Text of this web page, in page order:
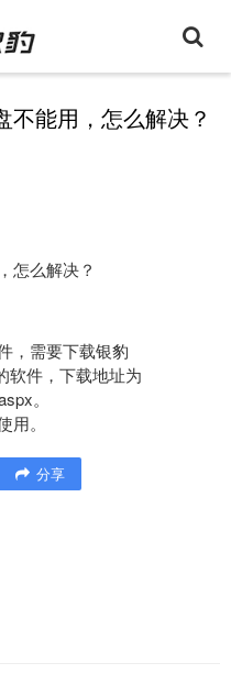
不能用，怎么解决？
怎么解决？
，需要下载银豹
软件，下载地址为
。
。
分享